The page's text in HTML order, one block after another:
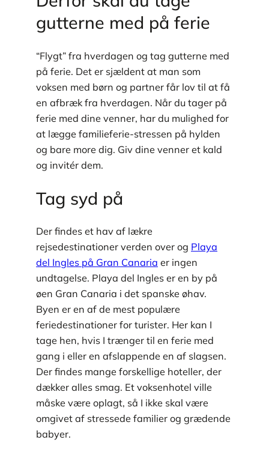
gutterne med på ferie
“Flygt” fra hverdagen og tag gutterne med
på ferie. Det er sjældent at man som
voksen med børn og partner får lov til at få
en afbræk fra hverdagen. Når du tager på
ferie med dine venner, har du mulighed for
at lægge familieferie-stressen på hylden
og bare more dig. Giv dine venner et kald
og invitér dem.
Tag syd på
Der findes et hav af lækre
rejsedestinationer verden over og Playa
del Ingles på Gran Canaria er ingen
undtagelse. Playa del Ingles er en by på
øen Gran Canaria i det spanske øhav.
Byen er en af de mest populære
feriedestinationer for turister. Her kan I
tage hen, hvis I trænger til en ferie med
gang i eller en afslappende en af slagsen.
Der findes mange forskellige hoteller, der
dækker alles smag. Et voksenhotel ville
måske være oplagt, så I ikke skal være
omgivet af stressede familier og grædende
babyer.